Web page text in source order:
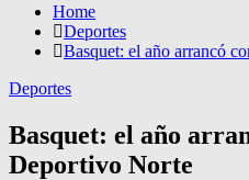
Home
Deportes
Basquet: el año arrancó
Deportes
Basquet: el año
Deportivo Norte